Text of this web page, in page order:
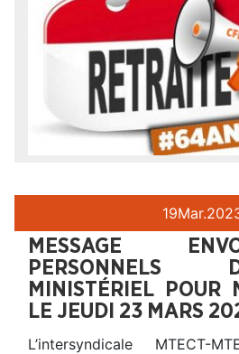
19Mar.
MESSAGE
MINISTÉRIEL POUR
LE JEUDI 23 MARS
L’intersyndicale MTECT-